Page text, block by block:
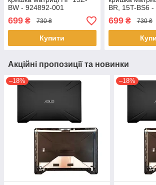
BW - 924892-001
699 ₴ 730 ₴
Купити
BR, 15T-BS6
699₴ 730 ₴
Акційні пропозиції та новинки
–18% –18%